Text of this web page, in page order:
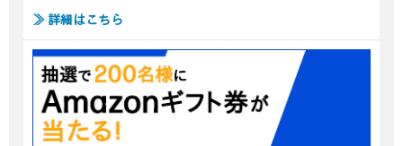
≫ 詳細はこちら